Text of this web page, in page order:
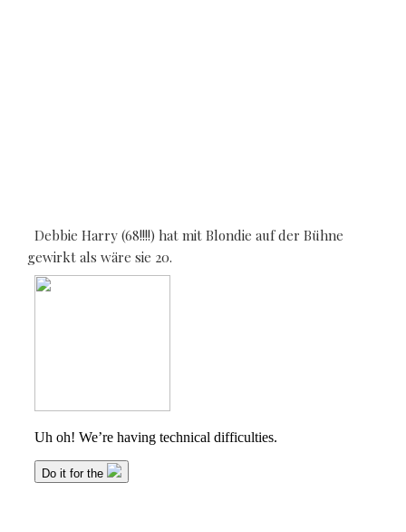
Debbie Harry (68!!!!) hat mit Blondie auf der Bühne
gewirkt als wäre sie 20.